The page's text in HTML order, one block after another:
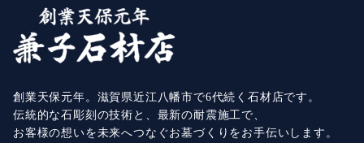
創業天保元年。滋賀県近江八幡市で6代続く石材店です。
伝統的な石彫刻の技術と、最新の耐震施工で、
お客様の想いを未来へつなぐお墓づくりをお手伝いします。